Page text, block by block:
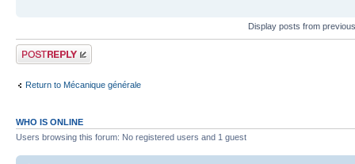
Display posts from
Post a reply
Return to Mécanique générale
WHO IS ONLINE
Users browsing this forum: No registered users and 1 guest